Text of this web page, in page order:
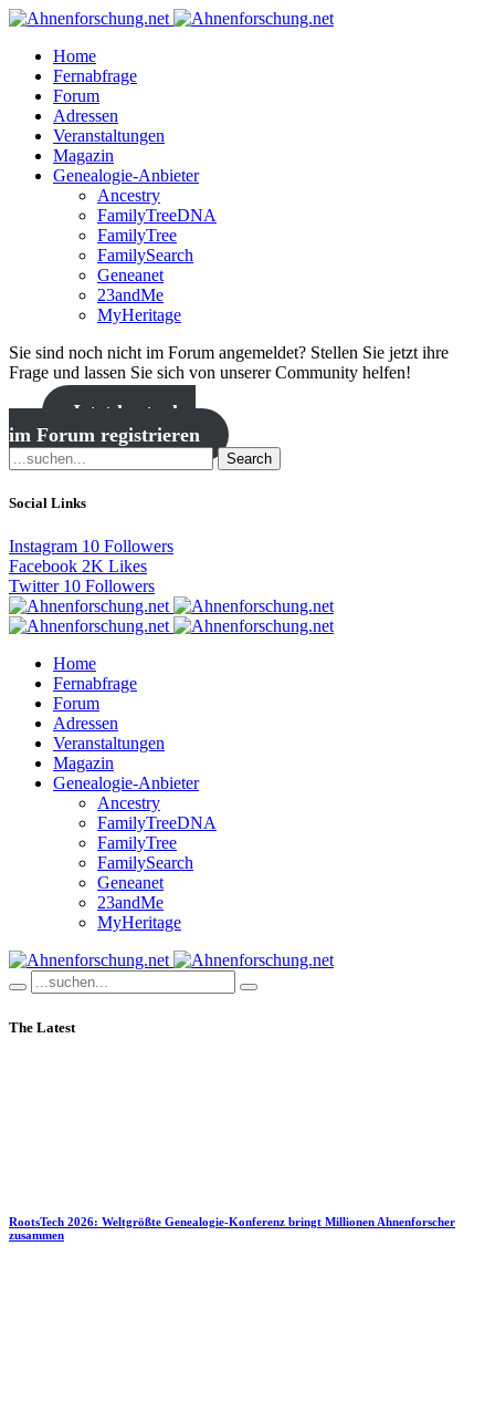
Home
Fernabfrage
Forum
Adressen
Veranstaltungen
Magazin
Genealogie-Anbieter
Ancestry
FamilyTreeDNA
FamilyTree
FamilySearch
Geneanet
23andMe
MyHeritage
Sie sind noch nicht im Forum angemeldet? Stellen Sie jetzt ihre
Frage und lassen Sie sich von unserer Community helfen!
Jetzt kostenlos
im Forum registrieren
Search
Social Links
Instagram 10 Followers
Facebook 2K Likes
Twitter 10 Followers
Home
Fernabfrage
Forum
Adressen
Veranstaltungen
Magazin
Genealogie-Anbieter
Ancestry
FamilyTreeDNA
FamilyTree
FamilySearch
Geneanet
23andMe
MyHeritage
The Latest
RootsTech 2026: Weltgrößte Genealogie-Konferenz bringt Millionen Ahnenforscher
zusammen